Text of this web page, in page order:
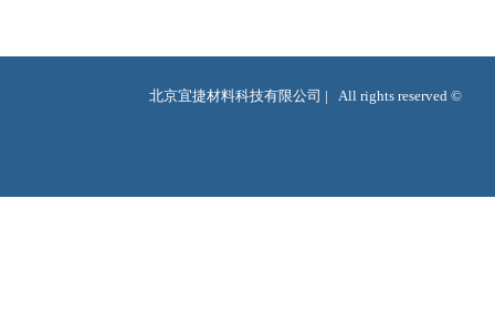
北京宜捷材料科技有限公司 |   All rights reserved ©